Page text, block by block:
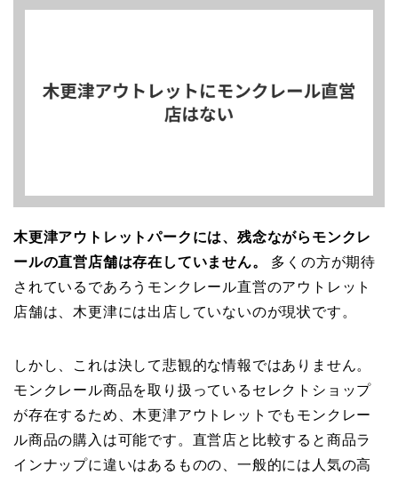
木更津アウトレットパークには、残念ながらモンクレ
ールの直営店舗は存在していません。
多くの方が期待
されているであろうモンクレール直営のアウトレット
店舗は、木更津には出店していないのが現状です。
しかし、これは決して悲観的な情報ではありません。
モンクレール商品を取り扱っているセレクトショップ
が存在するため、木更津アウトレットでもモンクレー
ル商品の購入は可能です。直営店と比較すると商品ラ
インナップに違いはあるものの、一般的には人気の高